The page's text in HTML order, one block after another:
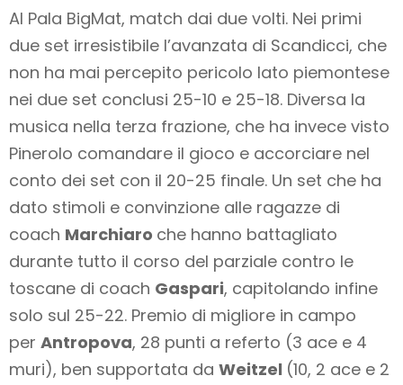
Al Pala BigMat, match dai due volti. Nei primi
due set irresistibile l’avanzata di Scandicci, che
non ha mai percepito pericolo lato piemontese
nei due set conclusi 25-10 e 25-18. Diversa la
musica nella terza frazione, che ha invece visto
Pinerolo comandare il gioco e accorciare nel
conto dei set con il 20-25 finale. Un set che ha
dato stimoli e convinzione alle ragazze di
coach Marchiaro che hanno battagliato
durante tutto il corso del parziale contro le
toscane di coach Gaspari, capitolando infine
solo sul 25-22. Premio di migliore in campo
per Antropova, 28 punti a referto (3 ace e 4
muri), ben supportata da Weitzel (10, 2 ace e 2